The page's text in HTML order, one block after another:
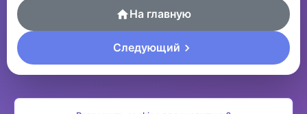
На главную
Следующий